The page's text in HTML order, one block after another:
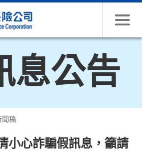
息公告
聞稿
小心詐騙假訊息，籲請